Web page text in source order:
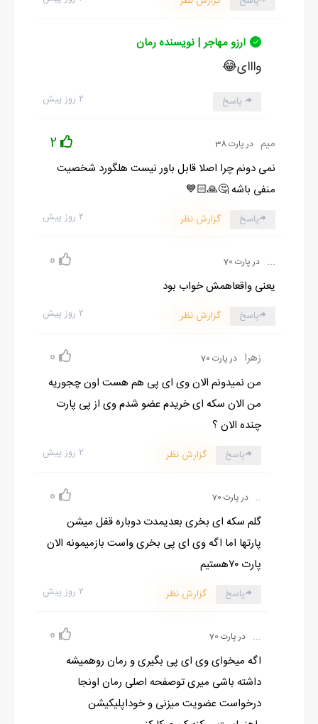
آرزو مهاجر | نویسنده رمان
وااای😂
۲ روز پیش پاسخ
میم در پارت 38 2
نمی دونم چرا اصلا قابل باور نیست هلگورد شخصیت
منفی باشه 🤔🙏🏻💙
۲ روز پیش پاسخ گزارش نظر
... در پارت 70 0
یعنی واقعاهمش خواب بود
۲ روز پیش پاسخ گزارش نظر
زهرا در پارت 70 0
من نمیدونم الان وی ای پی هم هست اون چجوریه
من الان سکه ای خریدم عضو شدم وی از پی پارت
چنده الان ؟
۲ روز پیش پاسخ گزارش نظر
..‌‌‌ در پارت 70 0
گلم سکه ای بخری بعدیمدت دوباره قفل میشن
پارتها اما اگه وی ای پی بخری واست بازمیمونه الان
پارت ۷۰هستیم
۲ روز پیش پاسخ گزارش نظر
... در پارت 70 0
اگه میخوای وی ای پی بگیری و رمان روهمیشه
داشته باشی میری توصفحه اصلی رمان اونجا
درخواست عضویت میزنی و خوداپلیکیشن